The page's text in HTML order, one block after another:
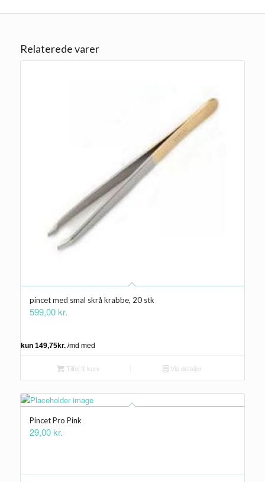
Relaterede varer
pincet med smal skrå krabbe, 20 stk
599,00kr.
Tilføj til kurv Vis detaljer
Pincet Pro Pink
29,00kr.